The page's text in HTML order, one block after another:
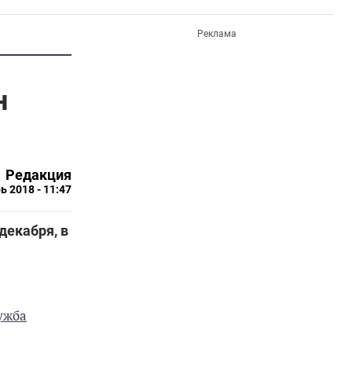
Редакция
2018 - 11:47
в
Реклама